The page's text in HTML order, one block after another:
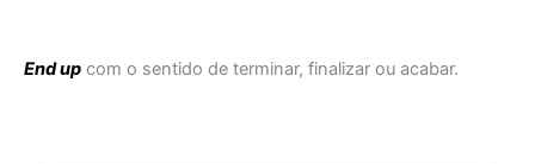
End up com o sentido de terminar, finalizar ou acabar.